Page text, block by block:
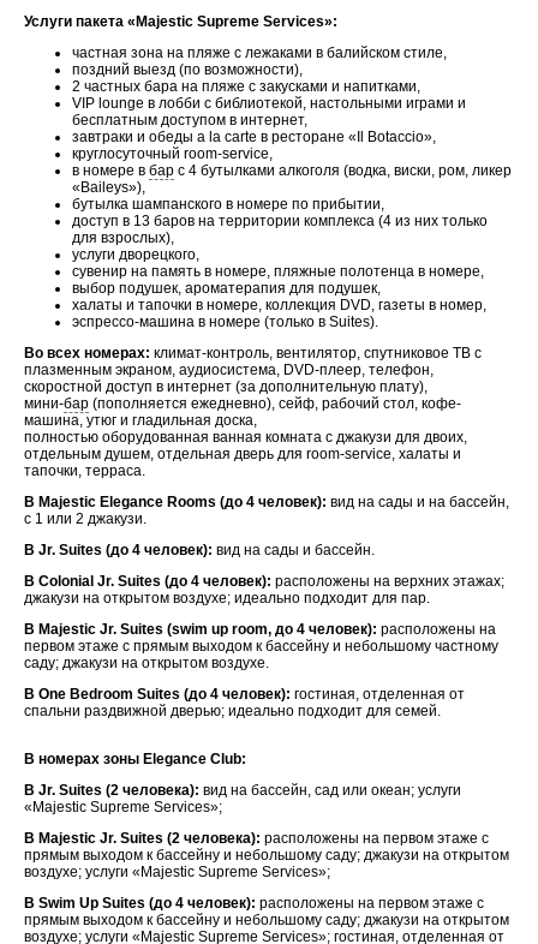
Услуги пакета «Majestic Supreme Services»:
частная зона на пляже с лежаками в балийском стиле,
поздний выезд (по возможности),
2 частных бара на пляже с закусками и напитками,
VIP lounge в лобби с библиотекой, настольными играми и
бесплатным доступом в интернет,
завтраки и обеды a la carte в ресторане «Il Botaccio»,
круглосуточный room-service,
в номере в бар с 4 бутылками алкоголя (водка, виски, ром, ликер
«Baileys»),
бутылка шампанского в номере по прибытии,
доступ в 13 баров на территории комплекса (4 из них только
для взрослых),
услуги дворецкого,
сувенир на память в номере, пляжные полотенца в номере,
выбор подушек, ароматерапия для подушек,
халаты и тапочки в номере, коллекция DVD, газеты в номер,
эспрессо-машина в номере (только в Suites).
Во всех номерах: климат-контроль, вентилятор, спутниковое ТВ с
плазменным экраном, аудиосистема, DVD-плеер, телефон,
скоростной доступ в интернет (за дополнительную плату),
мини-бар (пополняется ежедневно), сейф, рабочий стол, кофе-
машина, утюг и гладильная доска,
полностью оборудованная ванная комната с джакузи для двоих,
отдельным душем, отдельная дверь для room-service, халаты и
тапочки, терраса.
В Majestic Elegance Rooms (до 4 человек): вид на сады и на бассейн,
с 1 или 2 джакузи.
В Jr. Suites (до 4 человек): вид на сады и бассейн.
В Colonial Jr. Suites (до 4 человек): расположены на верхних этажах;
джакузи на открытом воздухе; идеально подходит для пар.
В Majestic Jr. Suites (swim up room, до 4 человек): расположены на
первом этаже с прямым выходом к бассейну и небольшому частному
саду; джакузи на открытом воздухе.
В One Bedroom Suites (до 4 человек): гостиная, отделенная от
спальни раздвижной дверью; идеально подходит для семей.
В номерах зоны Elegance Club:
В Jr. Suites (2 человека): вид на бассейн, сад или океан; услуги
«Majestic Supreme Services»;
В Majestic Jr. Suites (2 человека): расположены на первом этаже с
прямым выходом к бассейну и небольшому саду; джакузи на открытом
воздухе; услуги «Majestic Supreme Services»;
В Swim Up Suites (до 4 человек): расположены на первом этаже с
прямым выходом к бассейну и небольшому саду; джакузи на открытом
воздухе; услуги «Majestic Supreme Services»; гостиная, отделенная от